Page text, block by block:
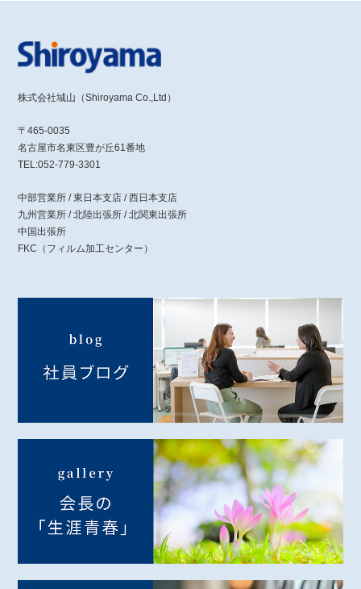
株式会社城山（Shiroyama Co.,Ltd）
〒465-0035
名古屋市名東区豊が丘61番地
TEL:052-779-3301
中部営業所 / 東日本支店 / 西日本支店
九州営業所 / 北陸出張所 / 北関東出張所
中国出張所
FKC（フィルム加工センター）